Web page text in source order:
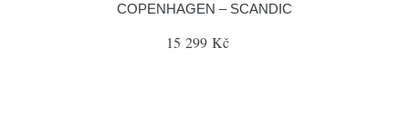
COPENHAGEN – SCANDIC
15 299 Kč